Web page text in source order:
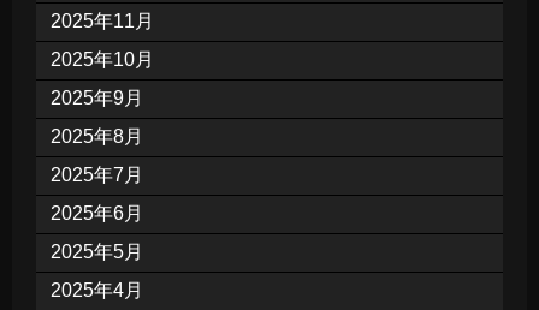
2025年11月
2025年10月
2025年9月
2025年8月
2025年7月
2025年6月
2025年5月
2025年4月